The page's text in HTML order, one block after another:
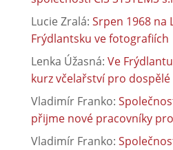
Lucie Zralá: Srpen 1968 na
Frýdlantsku ve fotografiích
Lenka Úžasná: Ve
kurz včelařství pro dospělé
Vladimír Franko:
přijme nové pracovníky
Vladimír Franko: